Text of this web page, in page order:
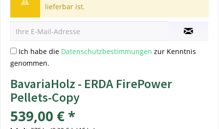
lieferbar ist.
Ich habe die Datenschutzbestimmungen zur Kenntnis
genommen.
BavariaHolz - ERDA FirePower
Pellets-Copy
539,00 € *